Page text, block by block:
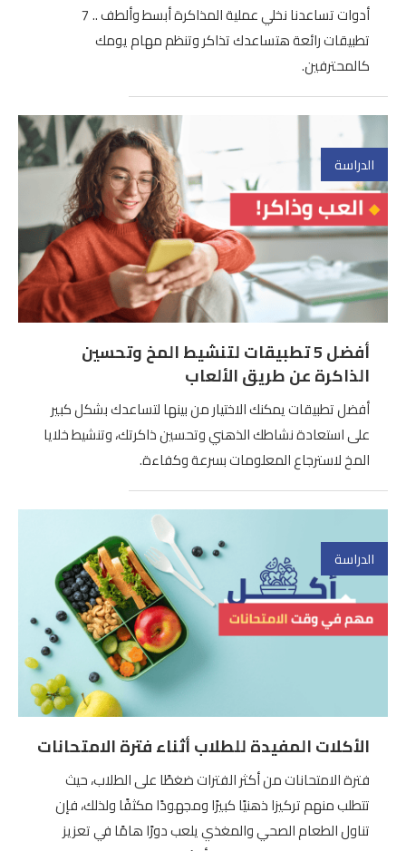
أدوات تساعدنا نخلي عملية المذاكرة أبسط وألطف .. 7
تطبيقات رائعة هتساعدك تذاكر وتنظم مهام يومك
كالمحترفين.
الدراسة
أفضل 5 تطبيقات لتنشيط المخ وتحسين
الذاكرة عن طريق الألعاب
أفضل تطبيقات يمكنك الاختيار من بينها لتساعدك بشكل كبير
على استعادة نشاطك الذهني وتحسين ذاكرتك، وتنشيط خلايا
المخ لاسترجاع المعلومات بسرعة وكفاءة.
الدراسة
الأكلات المفيدة للطلاب أثناء فترة الامتحانات
فترة الامتحانات من أكثر الفترات ضغطًا على الطلاب، حيث
تتطلب منهم تركيزا ذهنيًا كبيرًا ومجهودًا مكثفًا ولذلك، فإن
تناول الطعام الصحي والمغذي يلعب دورًا هامًا في تعزيز